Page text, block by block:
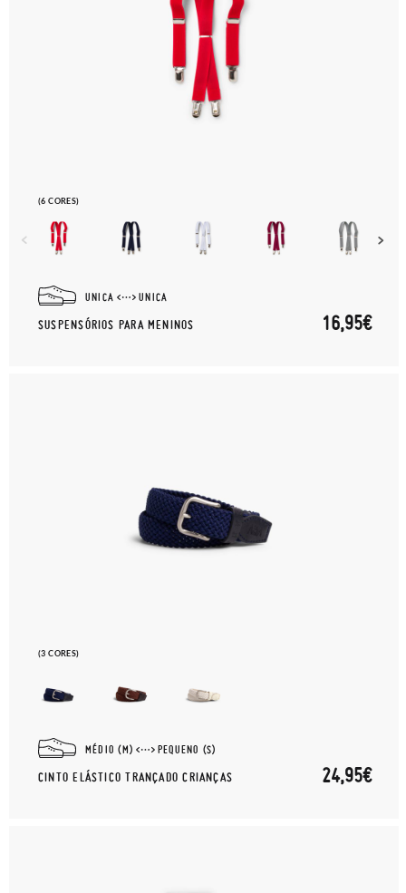
(6 CORES)
UNICA UNICA
SUSPENSÓRIOS PARA MENINOS 16,95€
(3 CORES)
MÉDIO (M) PEQUENO (S)
CINTO ELÁSTICO TRANÇADO CRIANÇAS 24,95€